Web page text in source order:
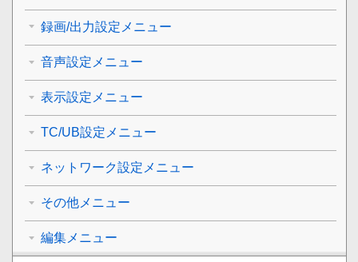
録画/出力設定メニュー
音声設定メニュー
表示設定メニュー
TC/UB設定メニュー
ネットワーク設定メニュー
その他メニュー
編集メニュー